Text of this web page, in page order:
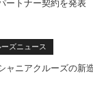
ートナー契約を発表
ーズニュース
ャニアクルーズの新